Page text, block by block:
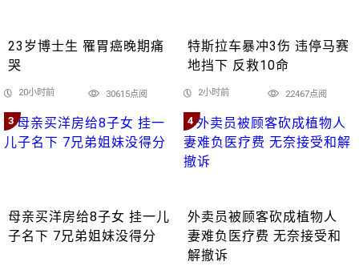
23岁博士生 罹胃癌晚期痛
哭
20小时前 30615点阅
特斯拉车暴冲3伤 违停马赛
地挡下 反救10命
2小时前 22467点阅
3
母亲买洋房给8子女 挂一儿
子名下 7兄弟姐妹没得分
4
外卖员被顾客砍成植物人
妻难负医疗费 无奈接受和
解撤诉